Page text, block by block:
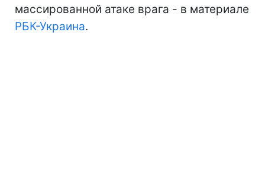
массированной атаке врага - в материале
РБК-Украина.